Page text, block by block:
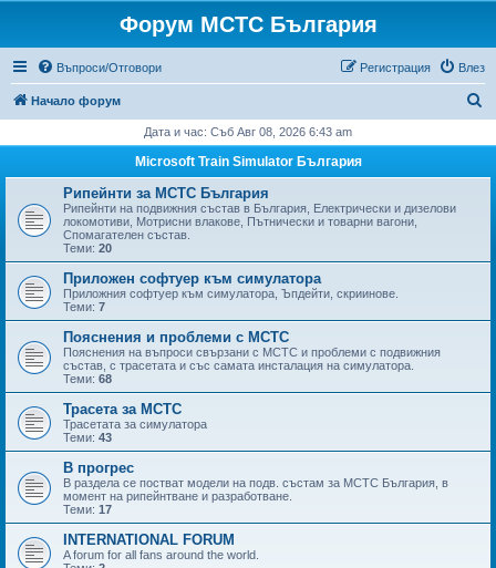
Форум МСТС България
Въпроси/Отговори Влез
Регистрация
Начало форум
с
е
Дата и час: Съб Авг 08, 2026 6:43 am
Microsoft Train Simulator България
Рипейнти за МСТС България
Рипейнти на подвижния състав в България, Електрически и дизелови
локомотиви, Мотрисни влакове, Пътнически и товарни вагони,
Спомагателен състав.
Теми: 20
Приложен софтуер към симулатора
Приложния софтуер към симулатора, Ъпдейти, скриинове.
Теми: 7
Пояснения и проблеми с МСТС
Пояснения на въпроси свързани с МСТС и проблеми с подвижния
състав, с трасетата и със самата инсталация на симулатора.
Теми: 68
Трасета за МСТС
Трасетата за симулатора
Теми: 43
В прогрес
В раздела се постват модели на подв. състам за МСТС България, в
момент на рипейнтване и разработване.
Теми: 17
INTERNATIONAL FORUM
A forum for all fans around the world.